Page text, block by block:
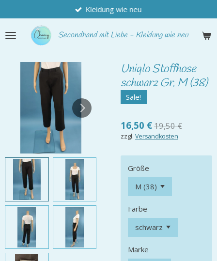
Hauptinhalt
springen
Secondhandmit Liebe - Kleidung wie neu
Kleidung wie neu
Uniqlo Stoffhose
schwarz Gr. M (38)
Sale!
16,50 €19,50 €
zzgl. Versandkosten
Größe
Farbe
Marke